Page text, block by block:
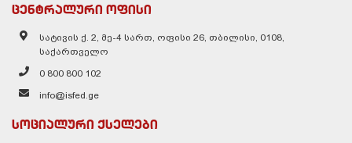
ცენტრალური ოფისი
სატივის ქ. 2, მე-4 სართ, ოფისი 26, თბილისი, 0108,
საქართველო
0 800 800 102
info@isfed.ge
სოციალური ქსელები